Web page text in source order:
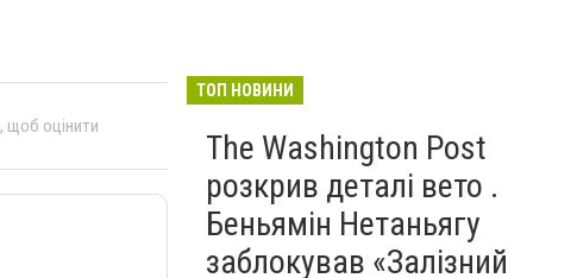
, щоб оцінити
ТОП НОВИНИ
The Washington Post
розкрив деталі вето .
Беньямін Нетаньягу
заблокував «Залізний